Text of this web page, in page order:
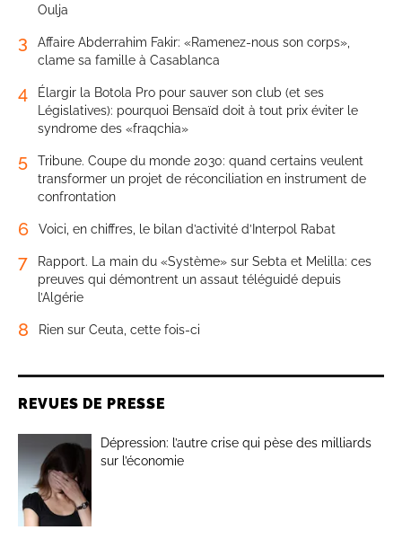
Oulja
3
Affaire Abderrahim Fakir: «Ramenez-nous son corps»,
clame sa famille à Casablanca
4
Élargir la Botola Pro pour sauver son club (et ses
Législatives): pourquoi Bensaïd doit à tout prix éviter le
syndrome des «fraqchia»
5
Tribune. Coupe du monde 2030: quand certains veulent
transformer un projet de réconciliation en instrument de
confrontation
6 Voici, en chiffres, le bilan d’activité d’Interpol Rabat
7
Rapport. La main du «Système» sur Sebta et Melilla: ces
preuves qui démontrent un assaut téléguidé depuis
l’Algérie
8 Rien sur Ceuta, cette fois-ci
REVUES DE PRESSE
Dépression: l’autre crise qui pèse des milliards
sur l’économie